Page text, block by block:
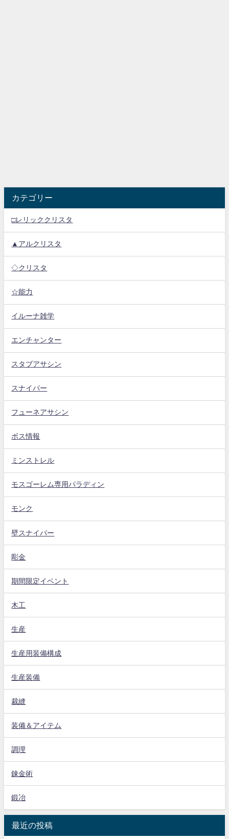
カテゴリー
□レリッククリスタ
▲アルクリスタ
◇クリスタ
☆能力
イルーナ雑学
エンチャンター
スタブアサシン
スナイパー
フューネアサシン
ボス情報
ミンストレル
モスゴーレム専用パラディン
モンク
壁スナイパー
彫金
期間限定イベント
木工
生産
生産用装備構成
生産装備
裁縫
装備＆アイテム
調理
錬金術
鍛冶
最近の投稿